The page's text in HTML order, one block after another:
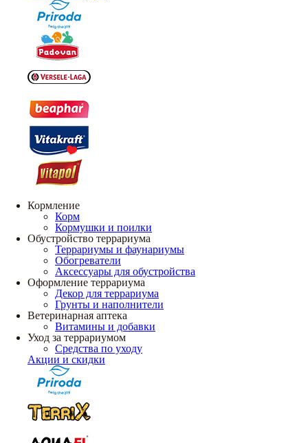
Кормление
Корм
Кормушки и поилки
Обустройство террариума
Террариумы и фаунариумы
Обогреватели
Аксессуары для обустройства
Оформление террариума
Декор для террариума
Грунты и наполнители
Ветеринарная аптека
Витамины и добавки
Уход за террариумом
Средства по уходу
Акции и скидки